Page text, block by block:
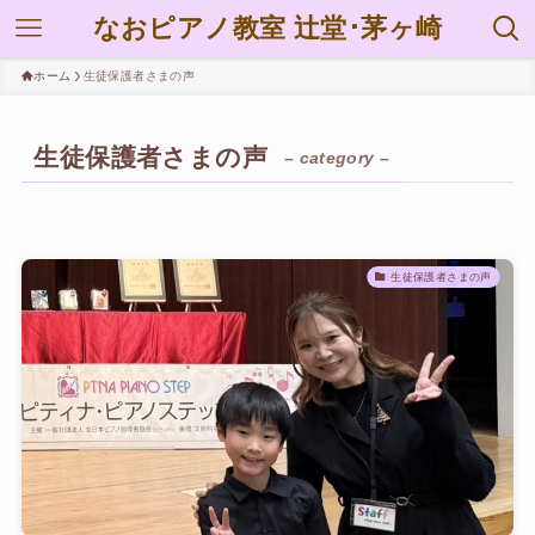
なおピアノ教室 辻堂･茅ヶ崎
ホーム 生徒保護者さまの声
生徒保護者さまの声 – category –
生徒保護者さまの声